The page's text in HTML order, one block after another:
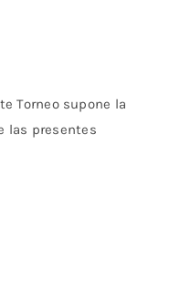
supone la
las presentes